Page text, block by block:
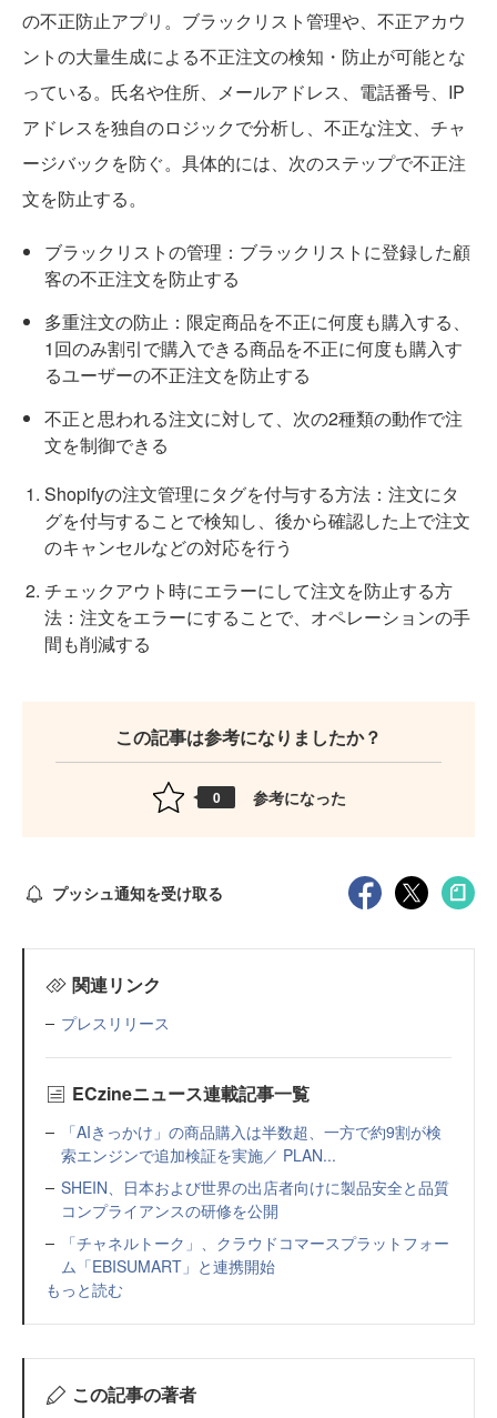
の不正防止アプリ。ブラックリスト管理や、不正アカウ
ントの大量生成による不正注文の検知・防止が可能とな
っている。氏名や住所、メールアドレス、電話番号、IP
アドレスを独自のロジックで分析し、不正な注文、チャ
ージバックを防ぐ。具体的には、次のステップで不正注
文を防止する。
ブラックリストの管理：ブラックリストに登録した顧
客の不正注文を防止する
多重注文の防止：限定商品を不正に何度も購入する、
1回のみ割引で購入できる商品を不正に何度も購入す
るユーザーの不正注文を防止する
不正と思われる注文に対して、次の2種類の動作で注
文を制御できる
Shopifyの注文管理にタグを付与する方法：注文にタ
グを付与することで検知し、後から確認した上で注文
のキャンセルなどの対応を行う
チェックアウト時にエラーにして注文を防止する方
法：注文をエラーにすることで、オペレーションの手
間も削減する
この記事は参考になりましたか？
0 参考になった
プッシュ通知を受け取る
関連リンク
プレスリリース
ECzineニュース連載記事一覧
「AIきっかけ」の商品購入は半数超、一方で約9割が検
索エンジンで追加検証を実施／ PLAN...
SHEIN、日本および世界の出店者向けに製品安全と品質
コンプライアンスの研修を公開
「チャネルトーク」、クラウドコマースプラットフォー
ム「EBISUMART」と連携開始
もっと読む
この記事の著者